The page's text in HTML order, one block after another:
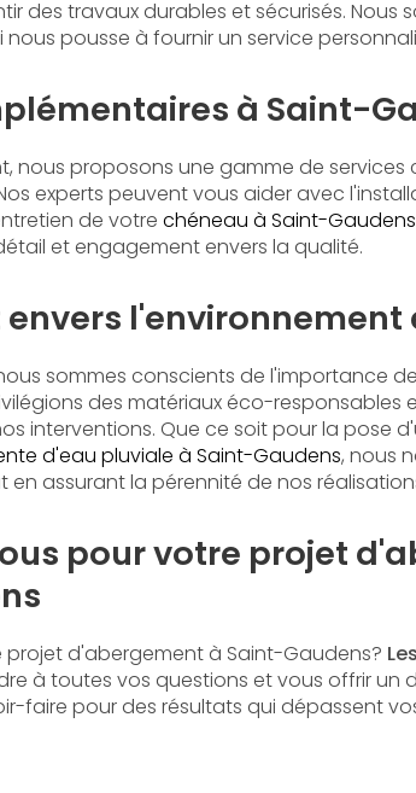
des travaux durables et sécurisés. Nous
nous pousse à fournir un service
à Saint-
nous proposons une gamme de
experts peuvent vous aider avec
de votre chéneau à Saint-Gaudens
et engagement envers la qualité.
sommes conscients de l'importance
des matériaux éco-
interventions. Que ce soit pour la pose
d'eau pluviale à Saint-Gaudens, nous
assurant la pérennité de nos
pour votre projet
projet d'abergement à Saint-Gaudens?
à toutes vos questions et vous offrir un
faire pour des résultats qui dépassent